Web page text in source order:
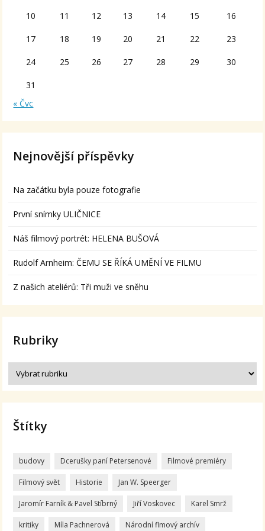
10 11 12 13 14 15 16
17 18 19 20 21 22 23
24 25 26 27 28 29 30
31
« Čvc
Nejnovější příspěvky
Na začátku byla pouze fotografie
První snímky ULIČNICE
Náš filmový portrét: HELENA BUŠOVÁ
Rudolf Arnheim: ČEMU SE ŘÍKÁ UMĚNÍ VE FILMU
Z našich ateliérů: Tři muži ve sněhu
Rubriky
Štítky
budovy Dcerušky paní Petersenové Filmové premiéry
Filmový svět Historie Jan W. Speerger
Jaromír Farník & Pavel Stíbrný Jiří Voskovec Karel Smrž
kritiky Míla Pachnerová Národní flmový archív